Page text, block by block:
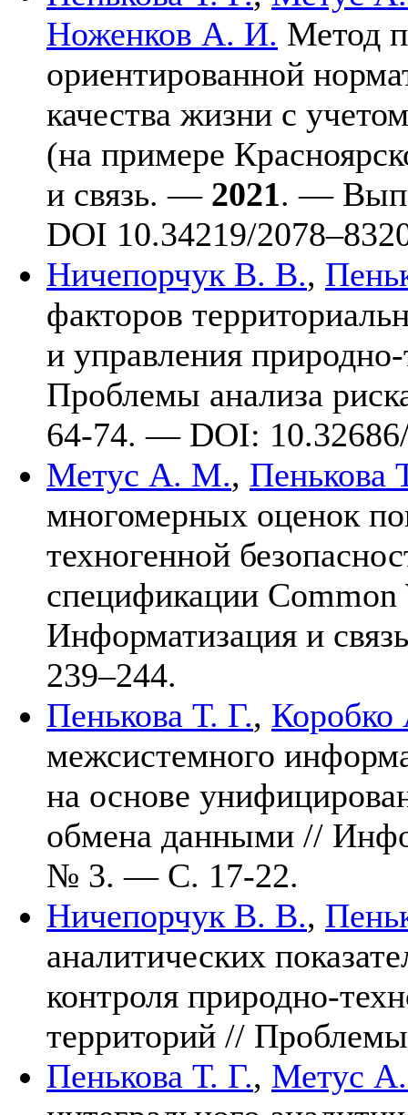
Ноженков А. И. Метод
ориентированной
качества жизни с
(на примере
и связь. — 2021. —
DOI 10.34219/2078–832
Ничепорчук В. В.,
факторов
и управления
Проблемы анализа
64-74. — DOI:
Метус А. М., Пенькова
многомерных оценок
техногенной
спецификации
Информатизация и
239–244.
Пенькова Т. Г.,
межсистемного
на основе
обмена данными //
№ 3. — С. 17-22.
Ничепорчук В. В.,
аналитических
контроля природно-
территорий //
Пенькова Т. Г., Метус